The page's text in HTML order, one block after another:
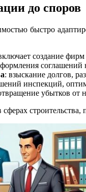
до споров
быстро
создание
соглашений
: взыскание долгов,
инспекций,
убытков